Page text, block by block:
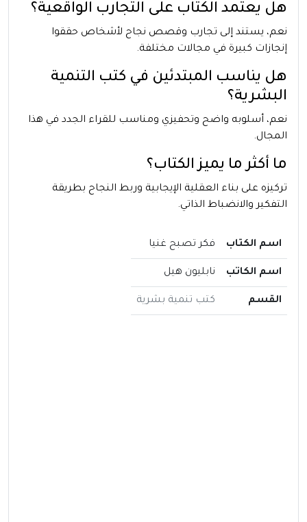
هل يعتمد الكتاب على التجارب الواقعية؟
نعم، يستند إلى تجارب وقصص نجاح لأشخاص حققوا
إنجازات كبيرة في مجالات مختلفة.
هل يناسب المبتدئين في كتب التنمية
البشرية؟
نعم، أسلوبه واضح وتحفيزي ومناسب للقراء الجدد في هذا
المجال.
ما أكثر ما يميز الكتاب؟
تركيزه على بناء العقلية الإيجابية وربط النجاح بطريقة
التفكير والانضباط الذاتي.
اسم الكتاب فكر تصبح غنيا
اسم الكاتب نابليون هيل
القسم كتب تنمية بشرية